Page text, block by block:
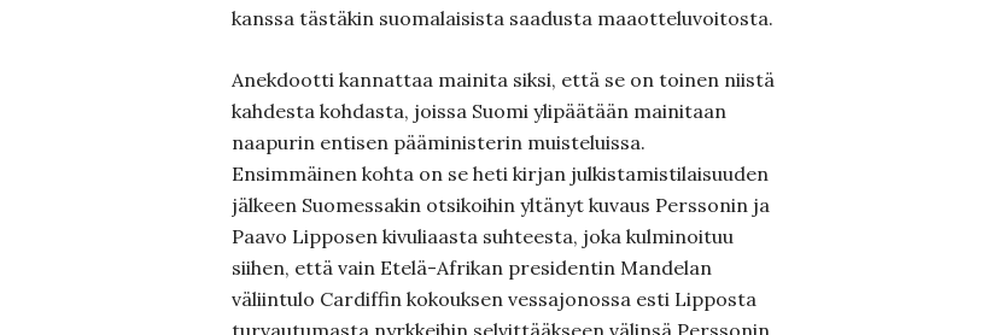
kanssa tästäkin suomalaisista saadusta maaotteluvoitosta.
Anekdootti kannattaa mainita siksi, että se on toinen niistä
kahdesta kohdasta, joissa Suomi ylipäätään mainitaan
naapurin entisen pääministerin muisteluissa.
Ensimmäinen kohta on se heti kirjan julkistamistilaisuuden
jälkeen Suomessakin otsikoihin yltänyt kuvaus Perssonin ja
Paavo Lipposen kivuliaasta suhteesta, joka kulminoituu
siihen, että vain Etelä-Afrikan presidentin Mandelan
väliintulo Cardiffin kokouksen vessajonossa esti Lipposta
turvautumasta nyrkkeihin selvittääkseen välinsä Perssonin